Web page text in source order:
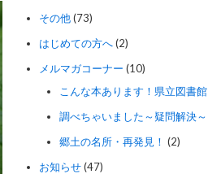
その他(73)
はじめての方へ(2)
メルマガコーナー (10)
こんな本あります！県立図書館
調べちゃいました～疑問解決～
郷土の名所・再発見！ (2)
お知らせ(47)